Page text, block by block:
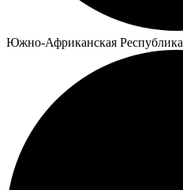
Южно-Африканская Республика